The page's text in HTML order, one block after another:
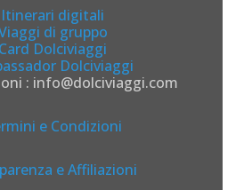
Itinerari digitali
di gruppo
Card Dolciviaggi
Dolciviaggi
: info@dolciviaggi.com
e Condizioni
e Affiliazioni